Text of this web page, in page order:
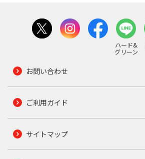
ハード&
グリーン
お問い合わせ
ご利用ガイド
サイトマップ